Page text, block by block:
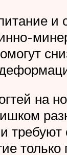
и
на
требуют